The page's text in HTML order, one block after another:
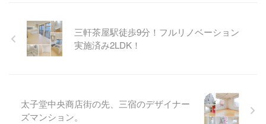
三軒茶屋駅徒歩9分！フルリノベーション
実施済み2LDK！
太子堂中央商店街の先、三宿のデザイナー
ズマンション。